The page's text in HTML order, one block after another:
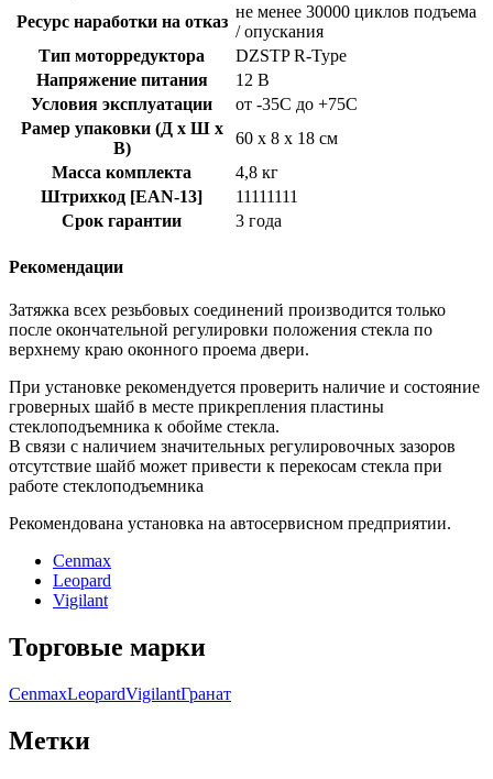
Ресурс наработки на отказ
не менее 30000 циклов подъема
/ опускания
Тип моторредуктора
DZSTP R-Type
Напряжение питания
12 В
Условия эксплуатации
от -35С до +75С
Рамер упаковки (Д х Ш х
В)
60 х 8 х 18 см
Масса комплекта
4,8 кг
Штрихкод [EAN-13]
11111111
Срок гарантии
3 года
Рекомендации
Затяжка всех резьбовых соединений производится только
после окончательной регулировки положения стекла по
верхнему краю оконного проема двери.
При установке рекомендуется проверить наличие и состояние
гроверных шайб в месте прикрепления пластины
стеклоподъемника к обойме стекла.
В связи с наличием значительных регулировочных зазоров
отсутствие шайб может привести к перекосам стекла при
работе стеклоподъемника
Рекомендована установка на автосервисном предприятии.
Cenmax
Leopard
Vigilant
Торговые марки
CenmaxLeopardVigilantГранат
Метки